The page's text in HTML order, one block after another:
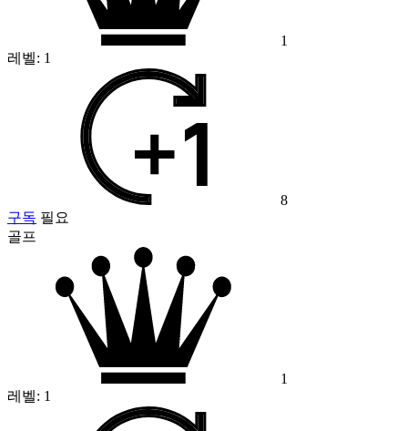
1
레벨: 1
8
구독 필요
골프
1
레벨: 1